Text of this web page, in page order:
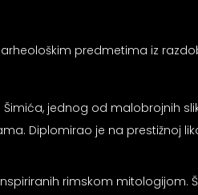
predmetima iz
jednog od malobrojnih
Diplomirao je na prestižnoj
rimskom